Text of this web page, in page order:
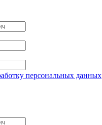
персональных данных